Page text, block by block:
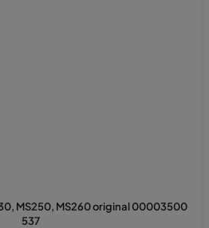
MS250, MS260 original 00003500
537